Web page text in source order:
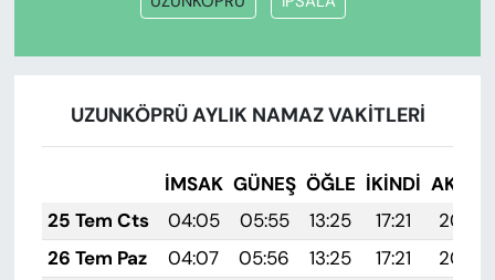
UZUNKÖPRÜ AYLIK NAMAZ VAKITLERI
İMSAK GÜNEŞ ÖĞLE İKINDI
25 Tem Cts
04:05 05:55 13:25 17:21
20:45
26 Tem Paz
04:07 05:56 13:25 17:21
20:44